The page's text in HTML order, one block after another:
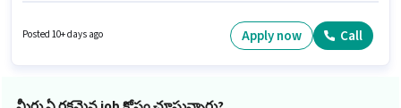
ఎగ్జిక్యూటివ్ ఉద్యోగానికి క్రియాశీలకంగా నియామకం జరుగుతోంది. ఈ ఉద్యోగానికి
అభ్యర్థి వద్ద Lead Generation, Wiring, Area Knowledge ఉండాలి.
Posted 10+ days ago Apply now Call